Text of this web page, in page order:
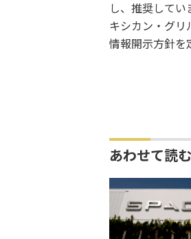
し、推奨して
キシカン・グリ
情報開示方針を
あわせて読む